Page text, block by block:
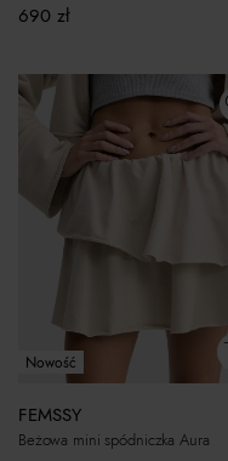
690 zł
Nowość
FEMSSY
Beżowa mini spódniczka Aura